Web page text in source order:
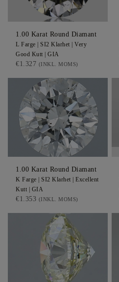
1.00 Karat Round Diamant
L Farge | SI2 Klarhet | Very
Good Kutt | GIA
€1.327 (INKL. MOMS)
1.00 Karat Round Diamant
K Farge | SI2 Klarhet | Excellent
Kutt | GIA
€1.353 (INKL. MOMS)